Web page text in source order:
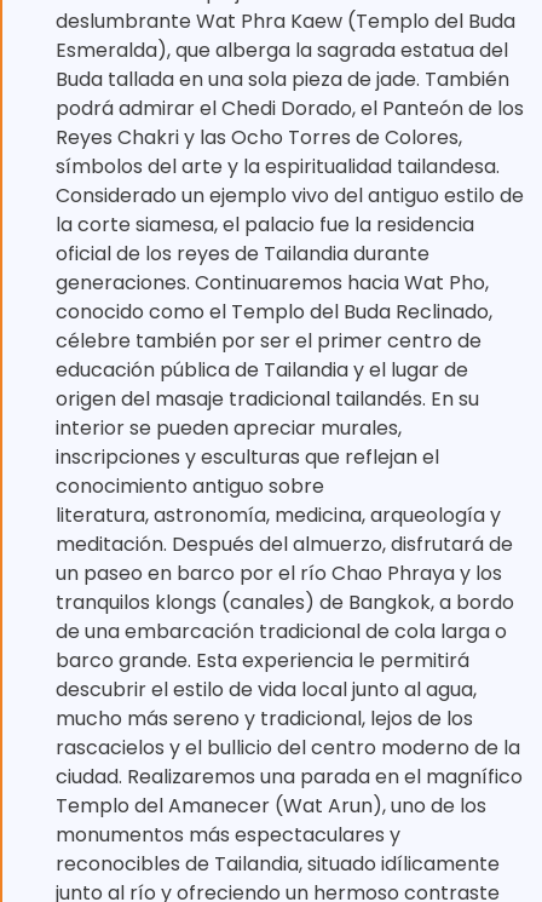
deslumbrante Wat Phra Kaew (Templo del Buda
Esmeralda), que alberga la sagrada estatua del
Buda tallada en una sola pieza de jade. También
podrá admirar el Chedi Dorado, el Panteón de los
Reyes Chakri y las Ocho Torres de Colores,
símbolos del arte y la espiritualidad tailandesa.
Considerado un ejemplo vivo del antiguo estilo de
la corte siamesa, el palacio fue la residencia
oficial de los reyes de Tailandia durante
generaciones. Continuaremos hacia Wat Pho,
conocido como el Templo del Buda Reclinado,
célebre también por ser el primer centro de
educación pública de Tailandia y el lugar de
origen del masaje tradicional tailandés. En su
interior se pueden apreciar murales,
inscripciones y esculturas que reflejan el
conocimiento antiguo sobre
literatura, astronomía, medicina, arqueología y
meditación. Después del almuerzo, disfrutará de
un paseo en barco por el río Chao Phraya y los
tranquilos klongs (canales) de Bangkok, a bordo
de una embarcación tradicional de cola larga o
barco grande. Esta experiencia le permitirá
descubrir el estilo de vida local junto al agua,
mucho más sereno y tradicional, lejos de los
rascacielos y el bullicio del centro moderno de la
ciudad. Realizaremos una parada en el magnífico
Templo del Amanecer (Wat Arun), uno de los
monumentos más espectaculares y
reconocibles de Tailandia, situado idílicamente
junto al río y ofreciendo un hermoso contraste